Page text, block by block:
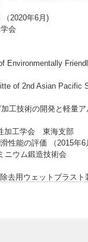
2020年6月)
会
Environmentally
of 2nd Asian Pacific
工技術の開発と軽量ア
加工学会 東海支部
性能の評価 （2015年6
ニウム鍛造技術会
去用ウェットブラスト